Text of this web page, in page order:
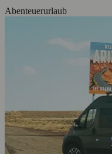
Abenteuerurlaub